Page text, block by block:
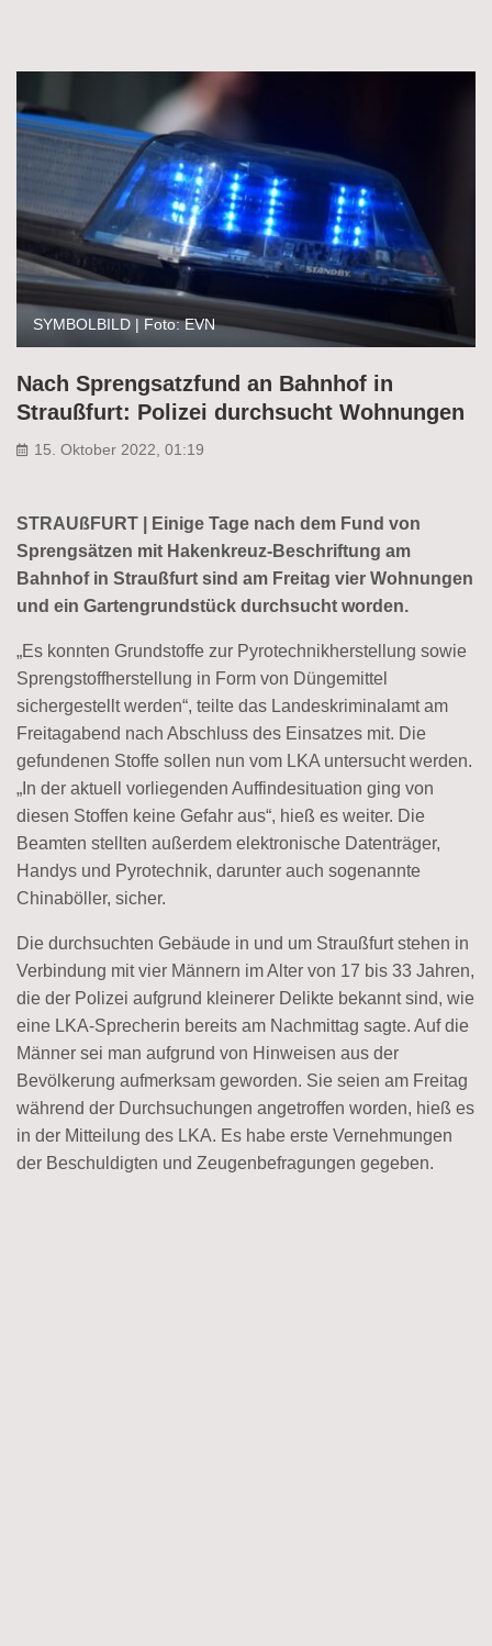
SYMBOLBILD | Foto: EVN
Nach Sprengsatzfund an Bahnhof in
Straußfurt: Polizei durchsucht Wohnungen
15. Oktober 2022, 01:19
STRAUßFURT | Einige Tage nach dem Fund von
Sprengsätzen mit Hakenkreuz-Beschriftung am
Bahnhof in Straußfurt sind am Freitag vier Wohnungen
und ein Gartengrundstück durchsucht worden.
„Es konnten Grundstoffe zur Pyrotechnikherstellung sowie
Sprengstoffherstellung in Form von Düngemittel
sichergestellt werden“, teilte das Landeskriminalamt am
Freitagabend nach Abschluss des Einsatzes mit. Die
gefundenen Stoffe sollen nun vom LKA untersucht werden.
„In der aktuell vorliegenden Auffindesituation ging von
diesen Stoffen keine Gefahr aus“, hieß es weiter. Die
Beamten stellten außerdem elektronische Datenträger,
Handys und Pyrotechnik, darunter auch sogenannte
Chinaböller, sicher.
Die durchsuchten Gebäude in und um Straußfurt stehen in
Verbindung mit vier Männern im Alter von 17 bis 33 Jahren,
die der Polizei aufgrund kleinerer Delikte bekannt sind, wie
eine LKA-Sprecherin bereits am Nachmittag sagte. Auf die
Männer sei man aufgrund von Hinweisen aus der
Bevölkerung aufmerksam geworden. Sie seien am Freitag
während der Durchsuchungen angetroffen worden, hieß es
in der Mitteilung des LKA. Es habe erste Vernehmungen
der Beschuldigten und Zeugenbefragungen gegeben.